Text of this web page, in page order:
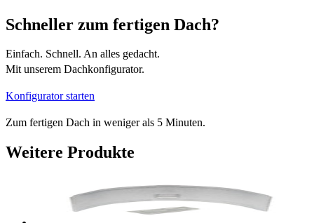
Schneller zum fertigen Dach?
Einfach. Schnell. An alles gedacht.
Mit unserem Dachkonfigurator.
Konfigurator starten
Zum fertigen Dach in weniger als 5 Minuten.
Weitere Produkte